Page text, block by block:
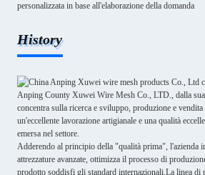
personalizzata in base all'elaborazione della domanda
History
Anping County Xuwei Wire Mesh Co., LTD., dalla
concentra sulla ricerca e sviluppo, produzione e
un'eccellente lavorazione artigianale e una qualità
emersa nel settore.
Adderendo al principio della "qualità prima", l'azienda
attrezzature avanzate, ottimizza il processo di
prodotto soddisfi gli standard internazionali.La linea di